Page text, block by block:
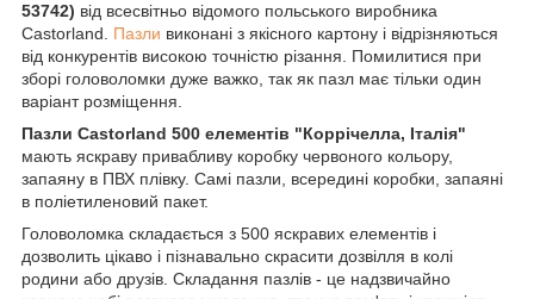
53742) від всесвітньо відомого польського виробника
Castorland. Пазли виконані з якісного картону і відрізняються
від конкурентів високою точністю різання. Помилитися при
зборі головоломки дуже важко, так як пазл має тільки один
варіант розміщення.
Пазли Castorland 500 елементів "Коррічелла, Італія"
мають яскраву привабливу коробку червоного кольору,
запаяну в ПВХ плівку. Самі пазли, всередині коробки, запаяні
в поліетиленовий пакет.
Головоломка складається з 500 яскравих елементів і
дозволить цікаво і пізнавально скрасити дозвілля в колі
родини або друзів. Складання пазлів - це надзвичайно